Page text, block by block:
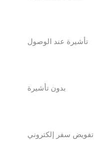
تأشيرة عند الوصول
بدون تأشيرة
تفويض سفر إلكتروني